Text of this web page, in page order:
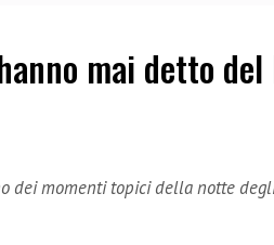
mai detto del
dei momenti topici della notte